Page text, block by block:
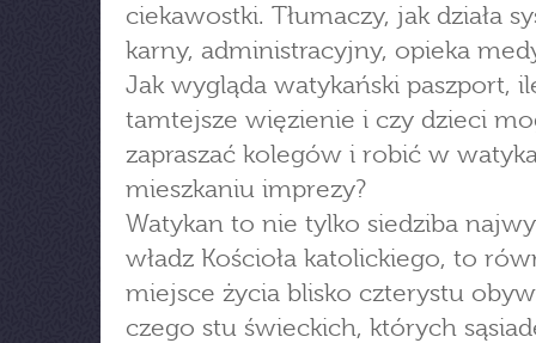
ciekawostki. Tłumaczy, jak działa
karny, administracyjny, opieka
Jak wygląda watykański paszport,
tamtejsze więzienie i czy dzieci
zapraszać kolegów i robić w
mieszkaniu imprezy?
Watykan to nie tylko siedziba
władz Kościoła katolickiego, to
miejsce życia blisko czterystu
czego stu świeckich, których